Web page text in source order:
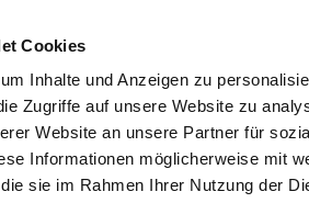
Cookies
Inhalte und Anzeigen zu
Zugriffe auf unsere Website zu
Website an unsere Partner für
Informationen möglicherweise mit
sie im Rahmen Ihrer Nutzung der